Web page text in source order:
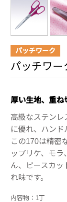
パッチワーク
パッチワー
厚い生地、重ね
高級なステンレ
に優れ、ハンド
この170は精密
ップリケ、モ
ん、ピースカッ
れ味です。
内容物：1丁